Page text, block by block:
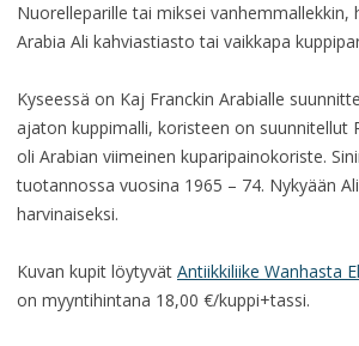
Nuorelleparille tai miksei vanhemmallekkin,
Arabia Ali kahviastiasto tai vaikkapa
Kyseessä on Kaj Franckin Arabialle
ajaton kuppimalli, koristeen on suunnitellut
oli Arabian viimeinen kuparipainokoriste.
tuotannossa vuosina 1965 – 74. Nykyään
harvinaiseksi.
Kuvan kupit löytyvät Antiikkiliike Wanhasta
on myyntihintana 18,00 €/kuppi+tassi.